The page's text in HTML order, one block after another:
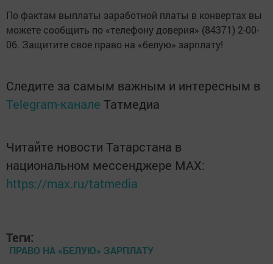
По фактам выплаты заработной платы в конвертах вы
можете сообщить по «телефону доверия» (84371) 2-00-
06. Защитите свое право на «белую» зарплату!
Следите за самым важным и интересным в
Telegram-канале Татмедиа
Читайте новости Татарстана в
национальном мессенджере MАХ:
https://max.ru/tatmedia
Теги:
ПРАВО НА «БЕЛУЮ» ЗАРПЛАТУ